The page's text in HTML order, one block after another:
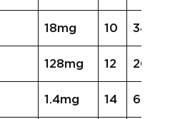
18mg 10 34mg
128mg 12 205mg
1.4mg 14 6.1mg